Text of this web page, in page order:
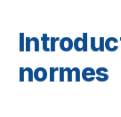
normes